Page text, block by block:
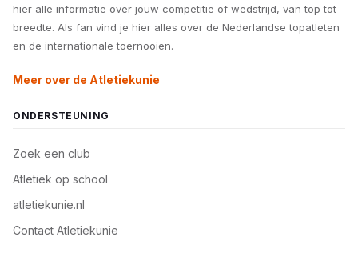
hier alle informatie over jouw competitie of wedstrijd, van top tot
breedte. Als fan vind je hier alles over de Nederlandse topatleten
en de internationale toernooien.
Meer over de Atletiekunie
ONDERSTEUNING
Zoek een club
Atletiek op school
atletiekunie.nl
Contact Atletiekunie